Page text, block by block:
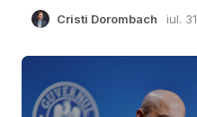
Cristi Dorombach iul.